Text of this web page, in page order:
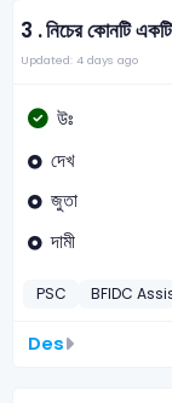
3 .নিচের কোনটি
Updated: 4 days ago
উঃ
দেখ
জুতা
দামী
PSC BFIDC
Des